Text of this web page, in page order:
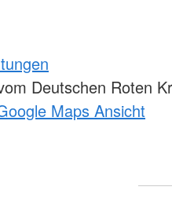
Deutschen Roten
Maps Ansicht